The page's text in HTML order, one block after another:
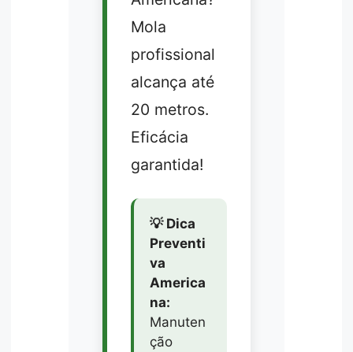
Mola
profissional
alcança até
20 metros.
Eficácia
garantida!
💡 Dica
Preventi
va
America
na:
Manuten
ção